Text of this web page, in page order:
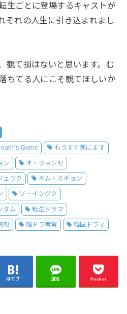
生ごとに登場するキャストが
ぞれの人生に引き込まれまし
観て損はないと思います。む
ちてる人にこそ観てほしいか
Game もうすぐ死にます
ン オ・ジョンセ
ェウク キム・ミギョン
ソ・イングク
ダム 転生ドラマ
想 韓ドラ考察 韓国ドラマ
はてブ 送る Pocket